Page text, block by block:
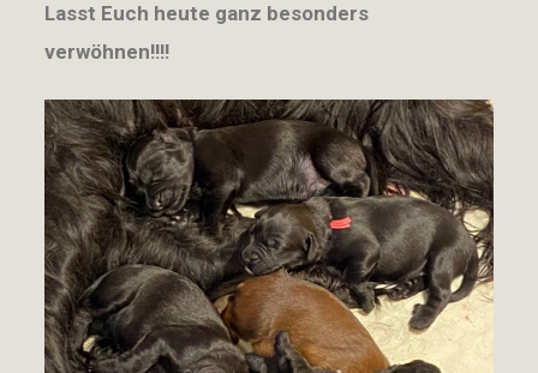
Lasst Euch heute ganz besonders
verwöhnen!!!!